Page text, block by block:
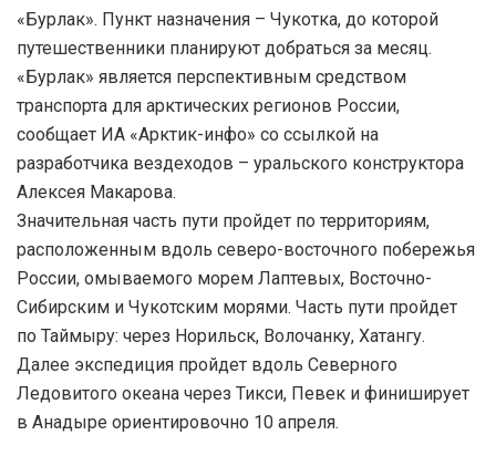
«Бурлак». Пункт назначения – Чукотка, до которой
путешественники планируют добраться за месяц.
«Бурлак» является перспективным средством
транспорта для арктических регионов России,
сообщает ИА «Арктик-инфо» со ссылкой на
разработчика вездеходов – уральского конструктора
Алексея Макарова.
Значительная часть пути пройдет по территориям,
расположенным вдоль северо-восточного побережья
России, омываемого морем Лаптевых, Восточно-
Сибирским и Чукотским морями. Часть пути пройдет
по Таймыру: через Норильск, Волочанку, Хатангу.
Далее экспедиция пройдет вдоль Северного
Ледовитого океана через Тикси, Певек и финиширует
в Анадыре ориентировочно 10 апреля.